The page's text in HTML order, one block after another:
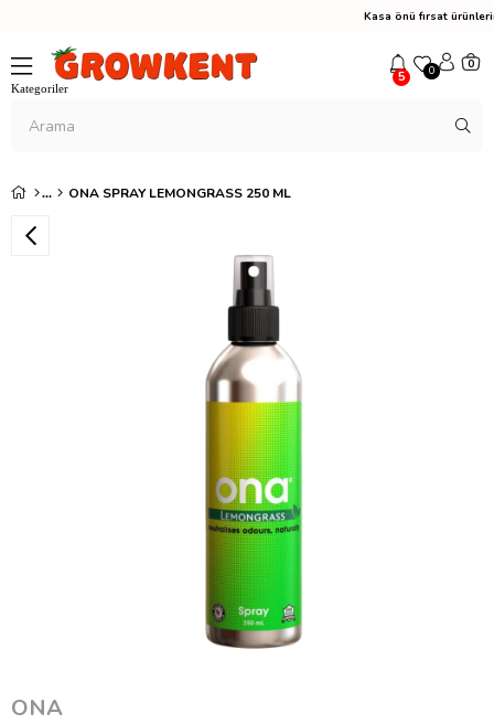
Kasa önü fırsat
5 0 0
ONA SPRAY LEMONGRASS 250 ML
ONA